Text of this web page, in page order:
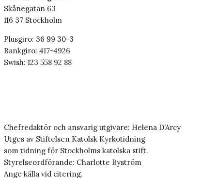
Skånegatan 63
116 37 Stockholm
Plusgiro: 36 99 30-3
Bankgiro: 417-4926
Swish: 123 558 92 88
Chefredaktör och ansvarig utgivare: Helena D’Arcy
Utges av Stiftelsen Katolsk Kyrkotidning
som tidning för Stockholms katolska stift.
Styrelseordförande: Charlotte Byström
Ange källa vid citering.